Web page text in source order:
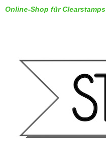
Online-Shop für Clearstamps